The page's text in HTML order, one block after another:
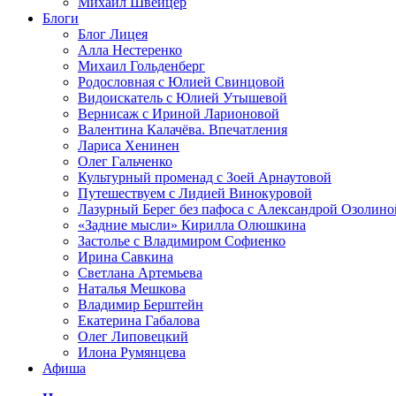
Блоги
Блог Лицея
Алла Нестеренко
Михаил Гольденберг
Родословная с Юлией Свинцовой
Видоискатель с Юлией Утышевой
Вернисаж с Ириной Ларионовой
Валентина Калачёва. Впечатления
Лариса Хенинен
Олег Гальченко
Культурный променад с Зоей Арнаутовой
Путешествуем с Лидией Винокуровой
Лазурный Берег без пафоса с Александрой
«Задние мысли» Кирилла Олюшкина
Застолье с Владимиром Софиенко
Ирина Савкина
Светлана Артемьева
Наталья Мешкова
Владимир Берштейн
Екатерина Габалова
Олег Липовецкий
Илона Румянцева
Афиша